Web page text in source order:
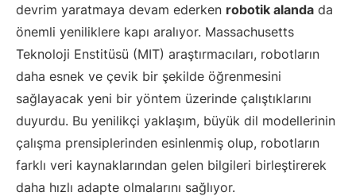
devrim yaratmaya devam ederken robotik alanda da
önemli yeniliklere kapı aralıyor. Massachusetts
Teknoloji Enstitüsü (MIT) araştırmacıları, robotların
daha esnek ve çevik bir şekilde öğrenmesini
sağlayacak yeni bir yöntem üzerinde çalıştıklarını
duyurdu. Bu yenilikçi yaklaşım, büyük dil modellerinin
çalışma prensiplerinden esinlenmiş olup, robotların
farklı veri kaynaklarından gelen bilgileri birleştirerek
daha hızlı adapte olmalarını sağlıyor.